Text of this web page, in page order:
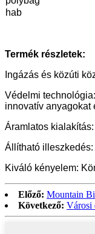
hab
Termék részletek:
Ingázás és közúti
Védelmi
innovatív anyagokat
Áramlatos
Állítható
Kiváló kényelem:
Előző: Mountain
Következő: Városi